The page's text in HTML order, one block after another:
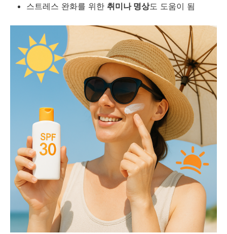
스트레스 완화를 위한 취미나 명상도 도움이 됨